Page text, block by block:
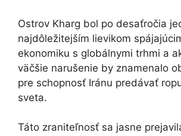
Ostrov Kharg bol po desaťročia
najdôležitejším lievikom
ekonomiku s globálnymi trhmi a
väčšie narušenie by znamenalo
pre schopnosť Iránu predávať
sveta.
Táto zraniteľnosť sa jasne